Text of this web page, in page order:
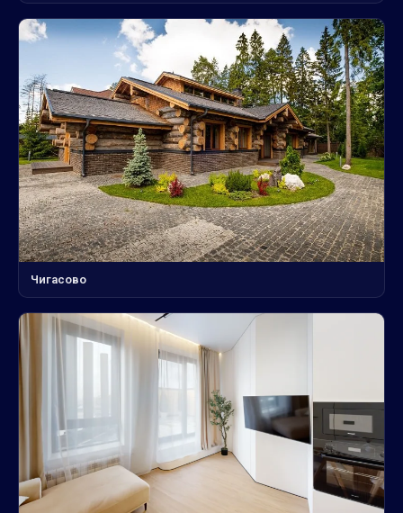
Чигасово